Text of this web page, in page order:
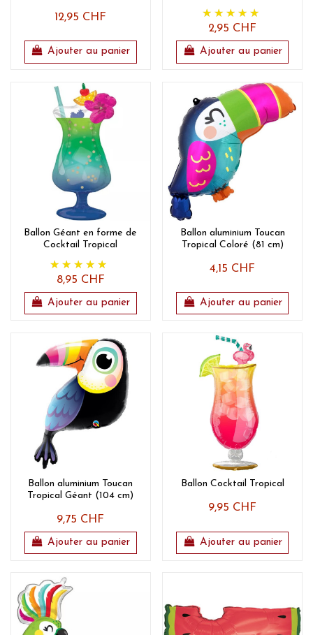
12,95 CHF
Ajouter au panier
2,95 CHF
Ajouter au panier
Ballon Géant en forme de
Cocktail Tropical
8,95 CHF
Ajouter au panier
Ballon aluminium Toucan
Tropical Coloré (81 cm)
4,15 CHF
Ajouter au panier
Ballon aluminium Toucan
Tropical Géant (104 cm)
9,75 CHF
Ajouter au panier
Ballon Cocktail Tropical
9,95 CHF
Ajouter au panier